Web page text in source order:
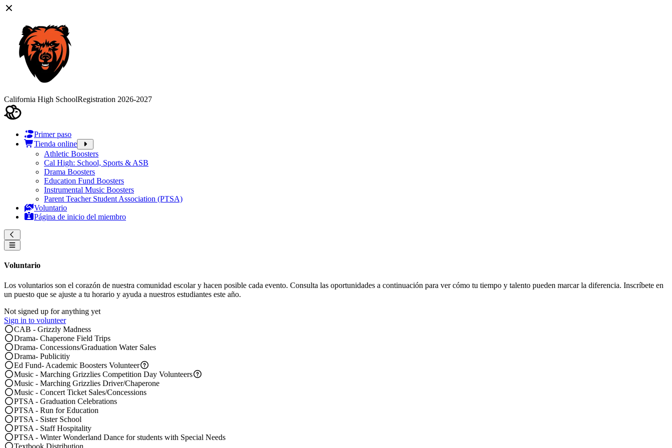
California High SchoolRegistration 2026-2027
Primer paso
Tienda online
Athletic Boosters
Cal High: School, Sports & ASB
Drama Boosters
Education Fund Boosters
Instrumental Music Boosters
Parent Teacher Student Association (PTSA)
Voluntario
Página de inicio del miembro
Voluntario
Los voluntarios son el corazón de nuestra comunidad escolar y hacen posible cada evento. Consulta las oportunidades a continuación para ver cómo tu tiempo y talento pueden marcar la diferencia. Inscríbete en
un puesto que se ajuste a tu horario y ayuda a nuestros estudiantes este año.
Not signed up for anything yet
Sign in to volunteer
CAB - Grizzly Madness
Drama- Chaperone Field Trips
Drama- Concessions/Graduation Water Sales
Drama- Publicitiy
Ed Fund- Academic Boosters Volunteer
Music - Marching Grizzlies Competition Day Volunteers
Music - Marching Grizzlies Driver/Chaperone
Music - Concert Ticket Sales/Concessions
PTSA - Graduation Celebrations
PTSA - Run for Education
PTSA - Sister School
PTSA - Staff Hospitality
PTSA - Winter Wonderland Dance for students with Special Needs
Textbook Distribution